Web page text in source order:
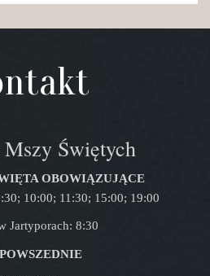
Mszy Świętych
OBOWIĄZUJĄCE
10:00; 11:30; 15:00; 19:00
Jartyporach: 8:30